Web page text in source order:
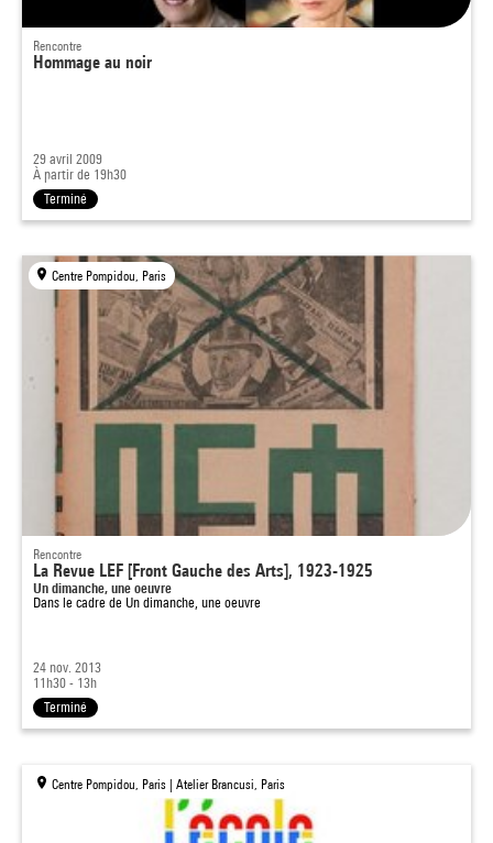
Rencontre
Hommage au noir
29 avril 2009
À partir de 19h30
Terminé
Centre Pompidou, Paris
Rencontre
La Revue LEF [Front Gauche des Arts], 1923-1925
Un dimanche, une oeuvre
Dans le cadre de Un dimanche, une oeuvre
24 nov. 2013
11h30 - 13h
Terminé
Centre Pompidou, Paris | Atelier Brancusi, Paris